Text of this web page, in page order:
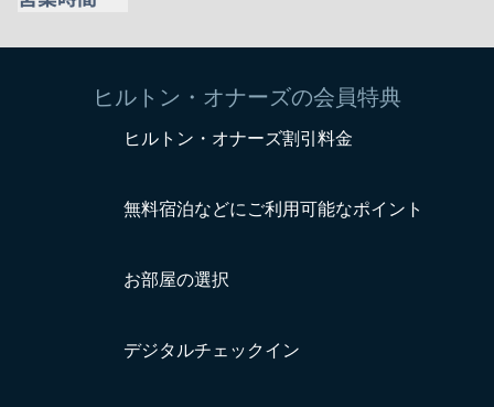
PourMyBeerの営業時間を表示
ヒルトン・オナーズの会員特典
ヒルトン・オナーズ割引料金
無料宿泊などにご利用可能なポイント
お部屋の選択
デジタルチェックイン